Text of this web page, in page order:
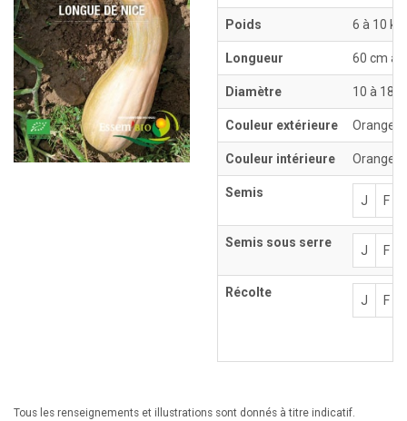
Poids 6 à 10 kg
Longueur 60 cm à
Diamètre 10 à 18
Couleur extérieure Orange
Couleur intérieure Orange
Semis
J F
Semis sous serre
J F
Récolte
J F
Tous les renseignements et illustrations sont donnés à titre indicatif.